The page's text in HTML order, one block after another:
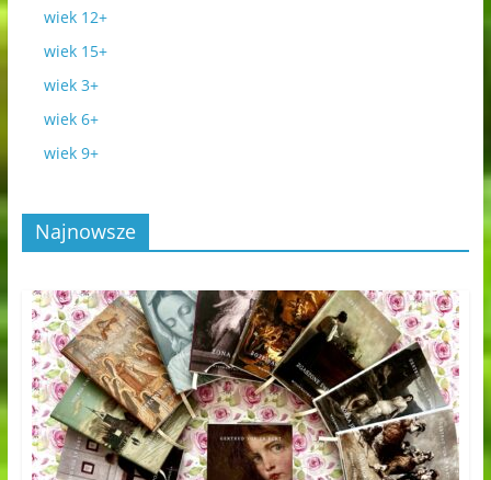
wiek 12+
wiek 15+
wiek 3+
wiek 6+
wiek 9+
Najnowsze